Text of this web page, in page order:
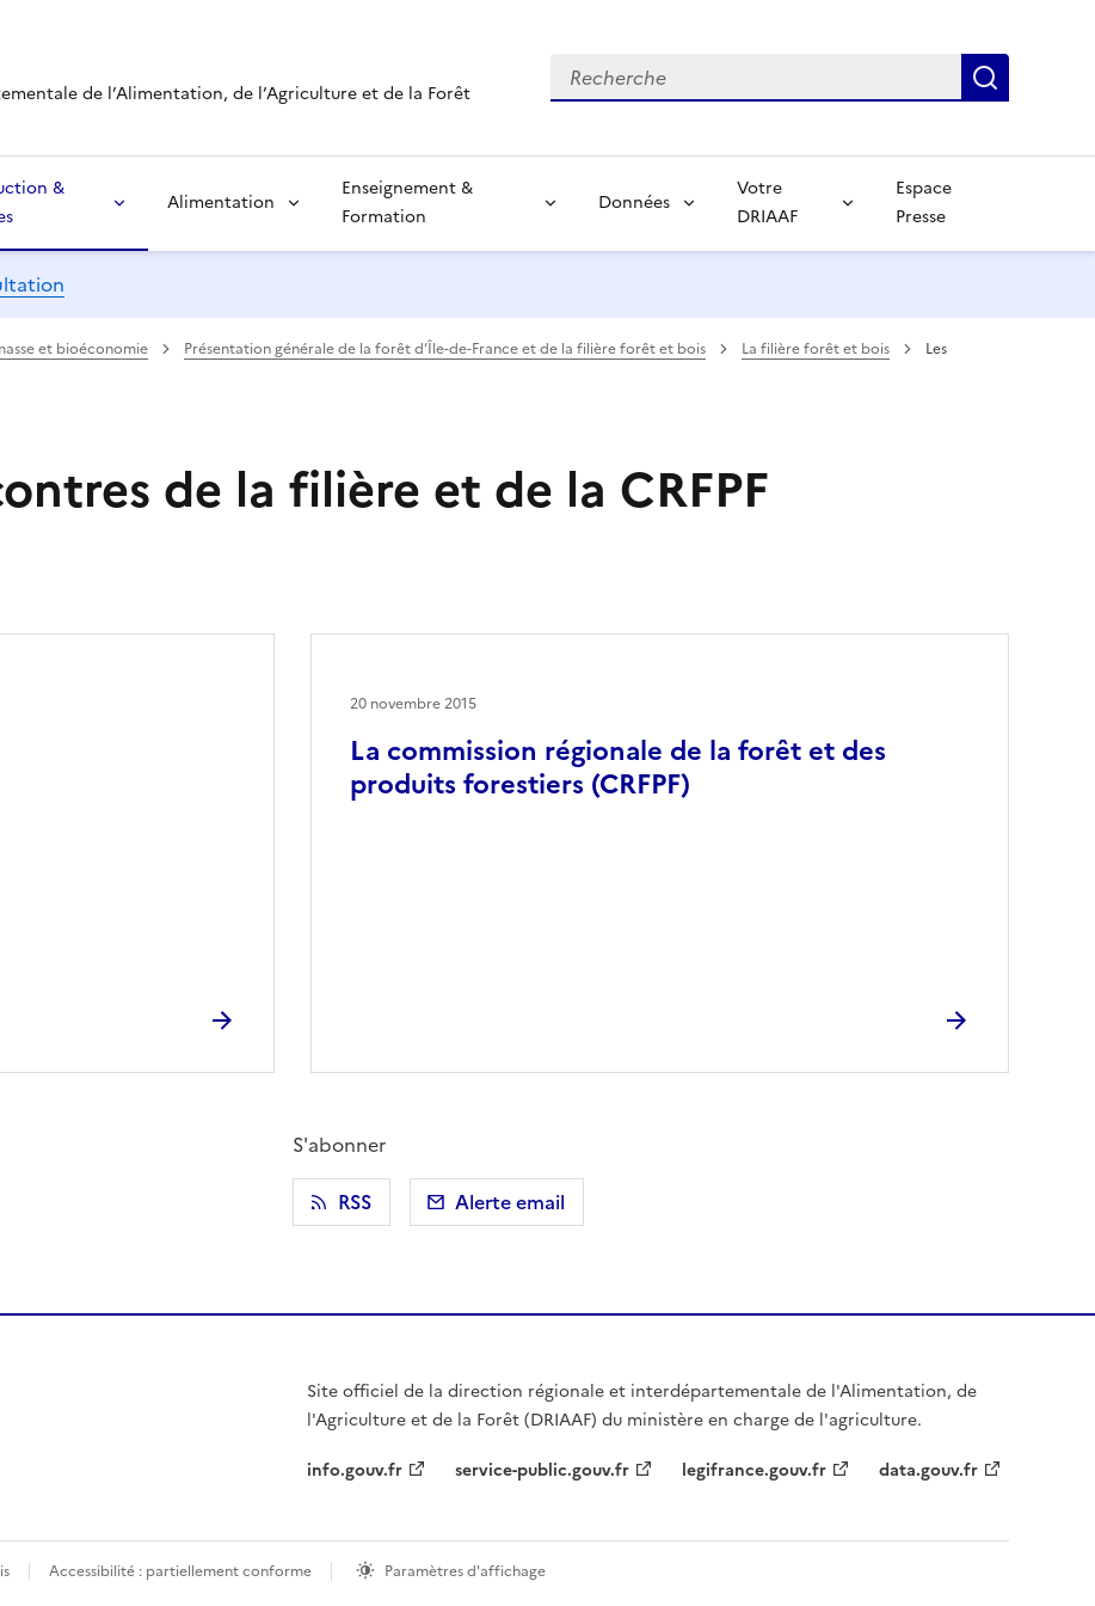
de l’Alimentation, de l’Agriculture et de la Forêt
Recherche
&
Alimentation
Enseignement &
Formation
Données
Votre
DRIAAF
Espace
Presse
et bioéconomie Présentation générale de la forêt d’Île-de-France et de la filière forêt et bois La filière forêt et bois
Les
de la filière et de la CRFPF
La commission régionale de la forêt et des
produits forestiers (CRFPF)
20 novembre 2015
S'abonner
RSS
Alerte email
Site officiel de la direction régionale et interdépartementale de l'Alimentation, de
l'Agriculture et de la Forêt (DRIAAF) du ministère en charge de l'agriculture.
info.gouv.fr
service-public.gouv.fr legifrance.gouv.fr data.gouv.fr
Accessibilité : partiellement conforme Paramètres d'affichage